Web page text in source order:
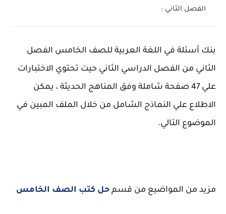
الفصل الثاني :
بنك أسئلة في اللغة العربية للصف الخامس الفصل
الثاني من الفصل الدراسي الثاني حيت تحتوي الاختبارات
علي 47 صفحة شاملة وفق المناهج الحديثة ، يمكن
الاطلاع علي النماذج الشامل من خلال الملف المبين في
الموضوع التالي.
مزيد من المواضيع من قسم حل كتب الصف الخامس